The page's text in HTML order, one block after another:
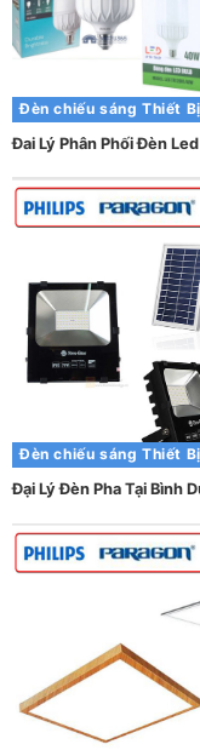
Đèn chiếu sáng Thiết
Đai Lý Phân Phối Đèn
Đèn chiếu sáng Thiết
Đại Lý Đèn Pha Tại Bình